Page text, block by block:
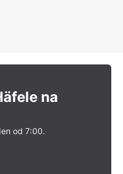
na
od 7:00.